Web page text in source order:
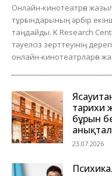
Онлайн-кинотеатрға
тұрғындарының әрбір
таңдайды. K Research
тәуелсіз зерттеуінің
онлайн-кинотеатрларға
тарихи
бұрын
23.07.2026